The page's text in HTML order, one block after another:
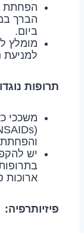
הפחתת
ביום.
מומלץ
למניעת
תרופות
משככי
יש
ארוכות
פיזיותרפיה: